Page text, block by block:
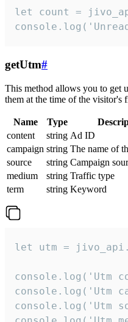
let count =
getUtm#
This method allows you to get
them at the time of the visitor's
Name Type
content
string Ad ID
campaign string The name of
source
string Campaign
medium
string Traffic type
term
string Keyword
let utm =
console.log('Utm
console.log('Utm
console.log('Utm